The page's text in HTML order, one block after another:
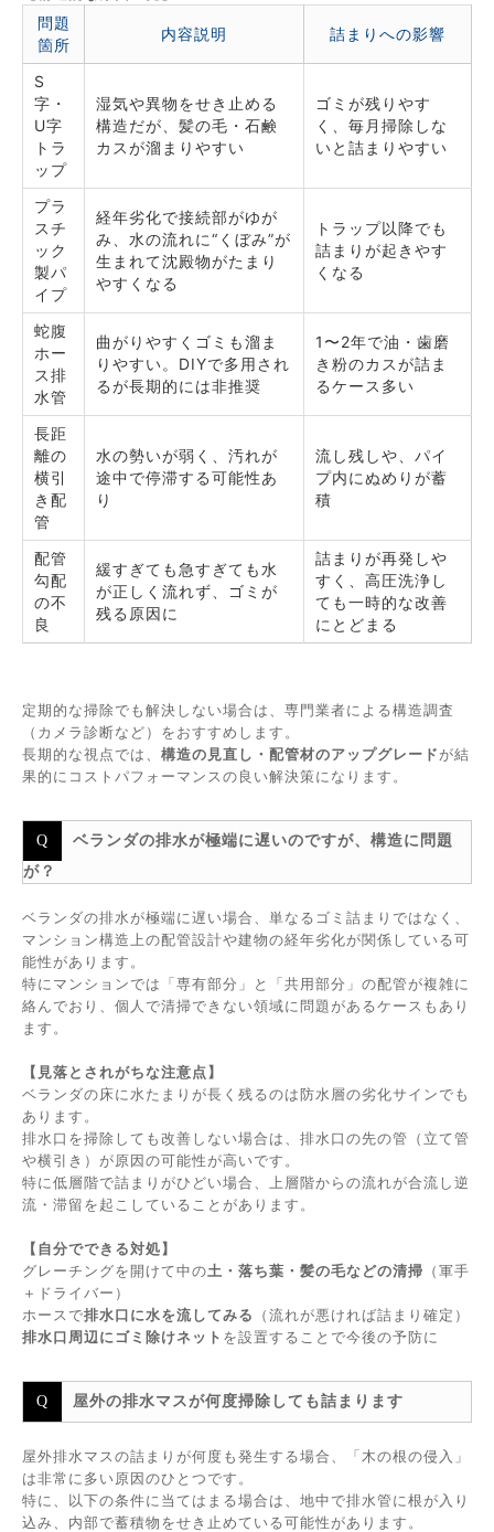
問題
箇所
内容説明 詰まりへの影響
S
字・
U字
トラ
ップ
湿気や異物をせき止める
構造だが、髪の毛・石鹸
カスが溜まりやすい
ゴミが残りやす
く、毎月掃除しな
いと詰まりやすい
プラ
スチ
ック
製パ
イプ
経年劣化で接続部がゆが
み、水の流れに“くぼみ”が
生まれて沈殿物がたまり
やすくなる
トラップ以降でも
詰まりが起きやす
くなる
蛇腹
ホー
ス排
水管
曲がりやすくゴミも溜ま
りやすい。DIYで多用され
るが長期的には非推奨
1〜2年で油・歯磨
き粉のカスが詰ま
るケース多い
長距
離の
横引
き配
管
水の勢いが弱く、汚れが
途中で停滞する可能性あ
り
流し残しや、パイ
プ内にぬめりが蓄
積
配管
勾配
の不
良
緩すぎても急すぎても水
が正しく流れず、ゴミが
残る原因に
詰まりが再発しや
すく、高圧洗浄し
ても一時的な改善
にとどまる
定期的な掃除でも解決しない場合は、専門業者による構造調査
（カメラ診断など）をおすすめします。
長期的な視点では、 構造の見直し・配管材のアップグレードが結
果的にコストパフォーマンスの良い解決策になります。
ベランダの排水が極端に遅いのですが、構造に問題
が？
ベランダの排水が極端に遅い場合、単なるゴミ詰まりではなく、
マンション構造上の配管設計や建物の経年劣化が関係している可
能性があります。
特にマンションでは「専有部分」と「共用部分」の配管が複雑に
絡んでおり、個人で清掃できない領域に問題があるケースもあり
ます。
【見落とされがちな注意点】
ベランダの床に水たまりが長く残るのは防水層の劣化サインでも
あります。
排水口を掃除しても改善しない場合は、排水口の先の管（立て管
や横引き）が原因の可能性が高いです。
特に低層階で詰まりがひどい場合、上層階からの流れが合流し逆
流・滞留を起こしていることがあります。
【自分でできる対処】
グレーチングを開けて中の土・落ち葉・髪の毛などの清掃 （軍手
＋ドライバー）
ホースで排水口に水を流してみる
（流れが悪ければ詰まり確定）
排水口周辺にゴミ除けネット を設置することで今後の予防に
屋外の排水マスが何度掃除しても詰まります
屋外排水マスの詰まりが何度も発生する場合、「木の根の侵入」
は非常に多い原因のひとつです。
特に、以下の条件に当てはまる場合は、地中で排水管に根が入り
込み、内部で蓄積物をせき止めている可能性があります。